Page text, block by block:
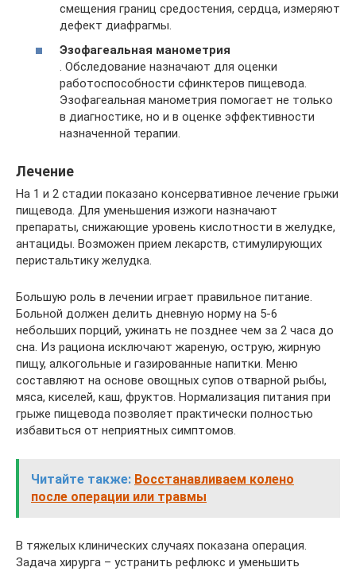
смещения границ средостения, сердца, измеряют
дефект диафрагмы.
Эзофагеальная манометрия
. Обследование назначают для оценки
работоспособности сфинктеров пищевода.
Эзофагеальная манометрия помогает не только
в диагностике, но и в оценке эффективности
назначенной терапии.
Лечение
На 1 и 2 стадии показано консервативное лечение грыжи
пищевода. Для уменьшения изжоги назначают
препараты, снижающие уровень кислотности в желудке,
антациды. Возможен прием лекарств, стимулирующих
перистальтику желудка.
Большую роль в лечении играет правильное питание.
Больной должен делить дневную норму на 5-6
небольших порций, ужинать не позднее чем за 2 часа до
сна. Из рациона исключают жареную, острую, жирную
пищу, алкогольные и газированные напитки. Меню
составляют на основе овощных супов отварной рыбы,
мяса, киселей, каш, фруктов. Нормализация питания при
грыже пищевода позволяет практически полностью
избавиться от неприятных симптомов.
Читайте также: Восстанавливаем колено
после операции или травмы
В тяжелых клинических случаях показана операция.
Задача хирурга – устранить рефлюкс и уменьшить